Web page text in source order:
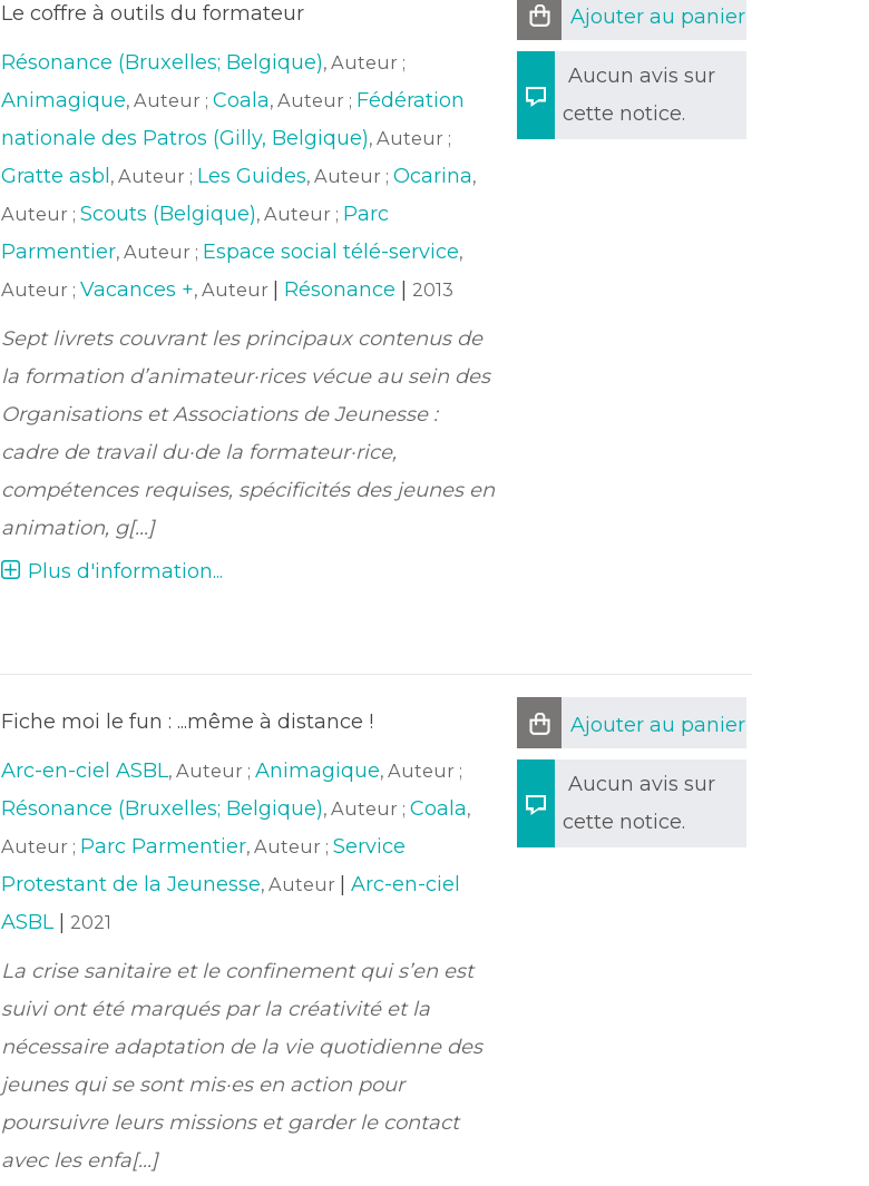
Le coffre à outils du formateur
Résonance (Bruxelles; Belgique), Auteur ;
Animagique, Auteur ; Coala, Auteur ; Fédération
nationale des Patros (Gilly, Belgique), Auteur ;
Gratte asbl , Auteur ; Les Guides, Auteur ; Ocarina,
Auteur ; Scouts (Belgique), Auteur ; Parc
Parmentier, Auteur ; Espace social télé-service,
Auteur ; Vacances +, Auteur Résonance 2013
Sept livrets couvrant les principaux contenus de
la formation d’animateur·rices vécue au sein des
Organisations et Associations de Jeunesse :
cadre de travail du·de la formateur·rice,
compétences requises, spécificités des jeunes en
animation, g[...]
Plus d'information...
Ajouter au panier
Aucun avis sur
cette notice.
Fiche moi le fun : ...même à distance !
Arc-en-ciel ASBL, Auteur ; Animagique, Auteur ;
Résonance (Bruxelles; Belgique), Auteur ; Coala,
Auteur ; Parc Parmentier, Auteur ; Service
Protestant de la Jeunesse, Auteur
Arc-en-ciel
ASBL| 2021
La crise sanitaire et le confinement qui s’en est
suivi ont été marqués par la créativité et la
nécessaire adaptation de la vie quotidienne des
jeunes qui se sont mis·es en action pour
poursuivre leurs missions et garder le contact
avec les enfa[...]
Ajouter au panier
Aucun avis sur
cette notice.